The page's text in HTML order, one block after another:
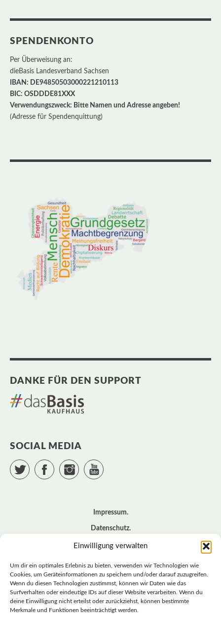
Einwilligung verwalten
Um dir ein optimales Erlebnis zu bieten, verwenden wir Technologien wie
Cookies, um Geräteinformationen zu speichern und/oder darauf zuzugreifen.
Wenn du diesen Technologien zustimmst, können wir Daten wie das
Surfverhalten oder eindeutige IDs auf dieser Website verarbeiten. Wenn du
deine Einwilligung nicht erteilst oder zurückziehst, können bestimmte
Merkmale und Funktionen beeinträchtigt werden.
SPENDENKONTO
Per Überweisung an:
dieBasis Landesverband Sachsen
IBAN: DE94850503000221210113
BIC: OSDDDE81XXX
Verwendungszweck: Bitte Namen und Adresse angeben!
(Adresse für Spendenquittung)
DANKE FÜR DEN SUPPORT
SOCIAL MEDIA
Twitter Facebook Instagram
Impressum
Datenschutz
Cookie – Richtlinie (EU)
© BASISDEMOKRATISCHE PARTEI DEUTSCHLAND *
LANDESVERBAND SACHSEN